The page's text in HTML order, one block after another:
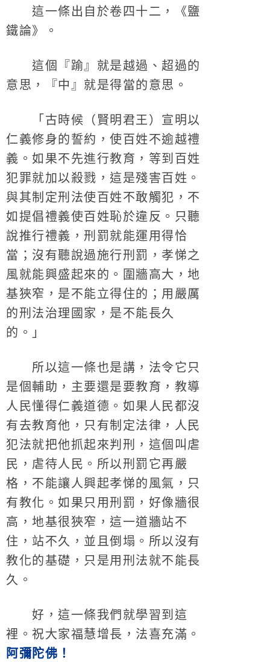
這一條出自於卷四十二，《鹽
鐵論》。
這個『踰』就是越過、超過的
意思，『中』就是得當的意思。
「古時候（賢明君王）宣明以
仁義修身的誓約，使百姓不逾越禮
義。如果不先進行教育，等到百姓
犯罪就加以殺戮，這是殘害百姓。
與其制定刑法使百姓不敢觸犯，不
如提倡禮義使百姓恥於違反。只聽
說推行禮義，刑罰就能運用得恰
當；沒有聽說過施行刑罰，孝悌之
風就能興盛起來的。圍牆高大，地
基狹窄，是不能立得住的；用嚴厲
的刑法治理國家，是不能長久
的。」
所以這一條也是講，法令它只
是個輔助，主要還是要教育，教導
人民懂得仁義道德。如果人民都沒
有去教育他，只有制定法律，人民
犯法就把他抓起來判刑，這個叫虐
民，虐待人民。所以刑罰它再嚴
格，不能讓人興起孝悌的風氣，只
有教化。如果只用刑罰，好像牆很
高，地基很狹窄，這一道牆站不
住，站不久，並且倒塌。所以沒有
教化的基礎，只是用刑法就不能長
久。
好，這一條我們就學習到這
裡。祝大家福慧增長，法喜充滿。
阿彌陀佛！